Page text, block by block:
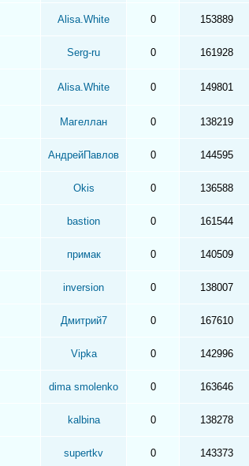
Alisa.White 0 153889
Serg-ru 0 161928
Alisa.White 0 149801
Магеллан 0 138219
АндрейПавлов 0 144595
Okis 0 136588
bastion 0 161544
примак 0 140509
inversion 0 138007
Дмитрий7 0 167610
Vipka 0 142996
dima smolenko 0 163646
kalbina 0 138278
supertkv 0 143373